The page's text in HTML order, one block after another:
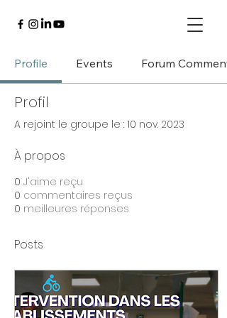
Profile Events Forum
Profil
A rejoint le groupe le : 10 nov. 2023
À propos
0 J'aime reçu
0 commentaires reçus
0 meilleures réponses
Posts